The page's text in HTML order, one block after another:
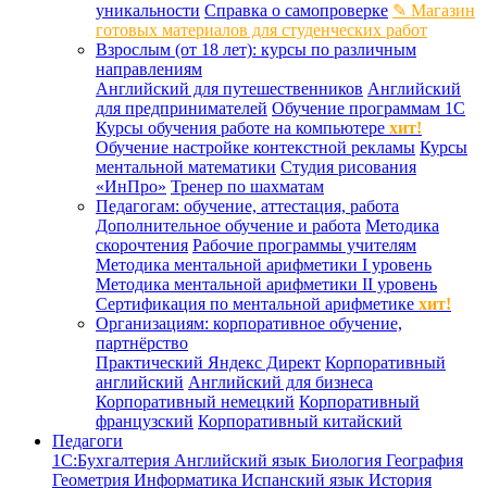
уникальности Справка о самопроверке ✎ Магазин
готовых материалов для студенческих работ
Взрослым (от 18 лет): курсы по различным
направлениям
Английский для путешественников Английский
для предпринимателей Обучение программам 1С
Курсы обучения работе на компьютере хит!
Обучение настройке контекстной рекламы Курсы
ментальной математики Студия рисования
«ИнПро» Тренер по шахматам
Педагогам: обучение, аттестация, работа
Дополнительное обучение и работа Методика
скорочтения Рабочие программы учителям
Методика ментальной арифметики I уровень
Методика ментальной арифметики II уровень
Сертификация по ментальной арифметике хит!
Организациям: корпоративное обучение,
партнёрство
Практический Яндекс Директ Корпоративный
английский Английский для бизнеса
Корпоративный немецкий Корпоративный
французский Корпоративный китайский
Педагоги
1С:Бухгалтерия Английский язык Биология География
Геометрия Информатика Испанский язык История